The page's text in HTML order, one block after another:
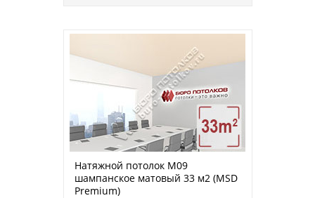
Натяжной потолок M09
шампанское матовый 33 м2 (MSD
Premium)